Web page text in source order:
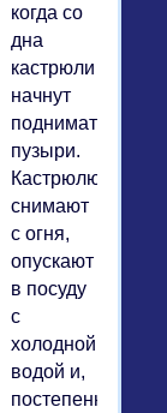
когда со
дна
кастрюли
начнут
подниматься
пузыри.
Кастрюлю
снимают
с огня,
опускают
в посуду
с
холодной
водой и,
постепенно